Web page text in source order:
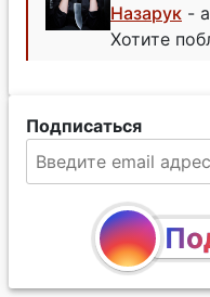
Назарук -
Хотите
Подписаться